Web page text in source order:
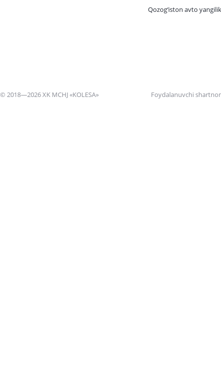
Qozog‘iston avto
© 2018—2026 XK MCHJ «KOLESA» Foydalanuvchi